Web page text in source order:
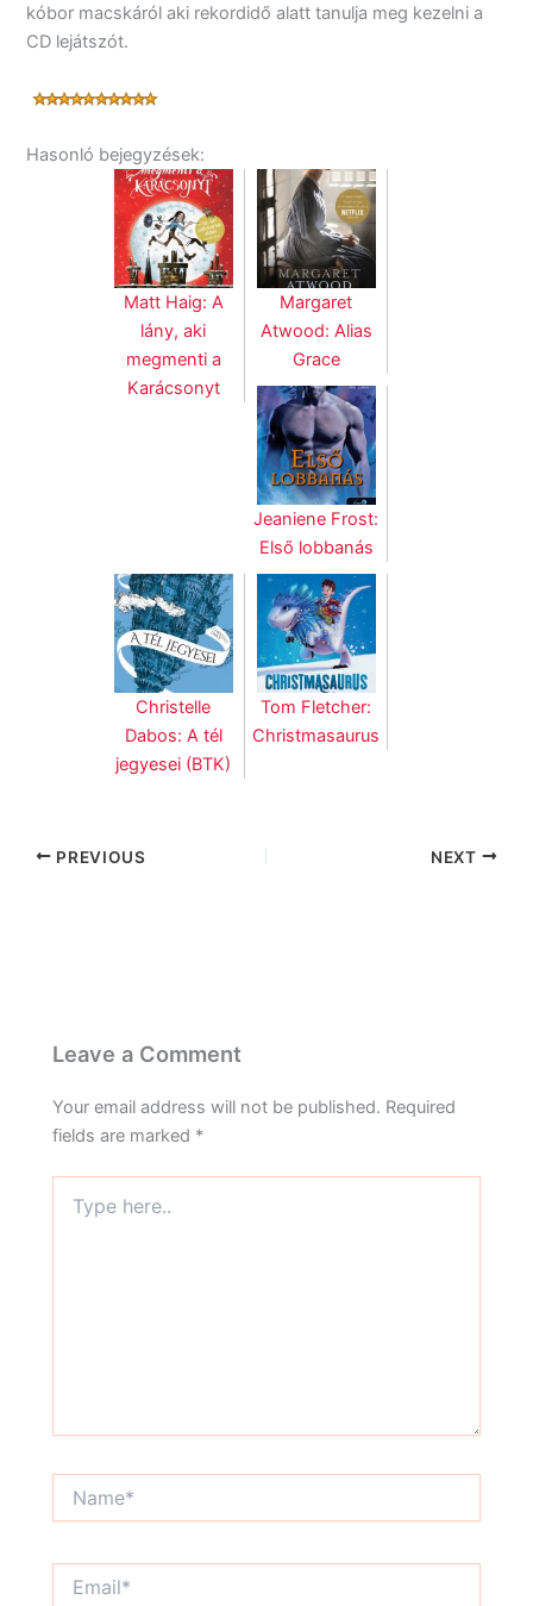
kóbor macskáról aki rekordidő alatt tanulja meg kezelni a
CD lejátszót.
Hasonló bejegyzések:
Matt Haig: A
lány, aki
megmenti a
Karácsonyt
Margaret
Atwood: Alias
Grace
Jeaniene Frost:
Első lobbanás
Christelle
Dabos: A tél
jegyesei (BTK)
Tom Fletcher:
Christmasaurus
PREVIOUS NEXT
Leave a Comment
Your email address will not be published. Required
fields are marked *
here..